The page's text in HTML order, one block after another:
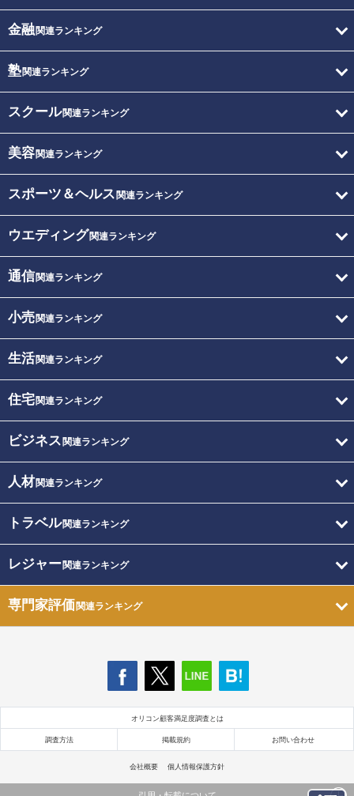
金融関連ランキング
塾関連ランキング
スクール関連ランキング
美容関連ランキング
スポーツ＆ヘルス 関連ランキング
ウエディング関連ランキング
通信関連ランキング
小売関連ランキング
生活関連ランキング
住宅関連ランキング
ビジネス 関連ランキング
人材関連ランキング
トラベル関連ランキング
レジャー関連ランキング
専門家評価関連ランキング
オリコン顧客満足度調査とは
調査方法 掲載規約 お問い合わせ
会社概要 個人情報保護方針